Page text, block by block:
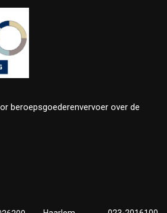
beroepsgoederenvervoer over de